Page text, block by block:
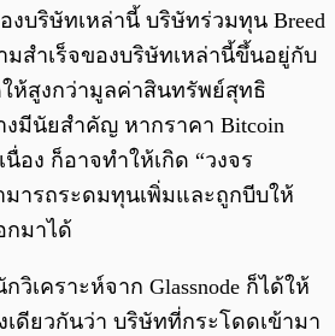
งบริษัทเหล่านี้ บริษัทร่วมทุน Breed
มสำเร็จของบริษัทเหล่านี้ขึ้นอยู่กับ
ห้สูงกว่ามูลค่าสินทรัพย์สุทธิ
งมีนัยสำคัญ หากราคา Bitcoin
อง ก็อาจทำให้เกิด “วงจร
ารถระดมทุนเพิ่มและถูกบีบให้
กมาได้
วิเคราะห์จาก Glassnode ก็ได้ให้
เดียวกันว่า บริษัทที่กระโดดเข้ามา